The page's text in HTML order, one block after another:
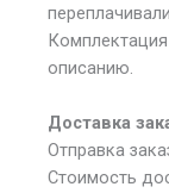
описанию.
Доставка
Отправка
Стоимость